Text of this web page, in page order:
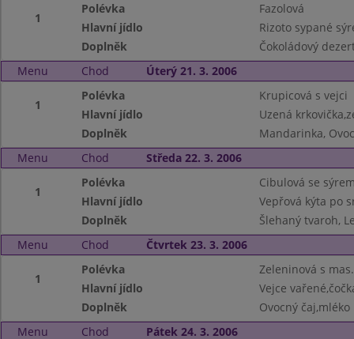
1
Polévka
Fazolová
Hlavní jídlo
Rizoto sypané
Doplněk
Čokoládový
Menu
Chod Úterý 21. 3. 2006
1
Polévka
Krupicová s vejci
Hlavní jídlo
Uzená
Doplněk
Mandarinka,
Menu
Chod Středa 22. 3. 2006
1
Polévka
Cibulová se
Hlavní jídlo
Vepřová kýta po
Doplněk
Šlehaný tvaroh,
Menu
Chod Čtvrtek 23. 3. 2006
1
Polévka
Zeleninová s
Hlavní jídlo
Vejce
Doplněk
Ovocný čaj,mléko
Menu
Chod Pátek 24. 3. 2006